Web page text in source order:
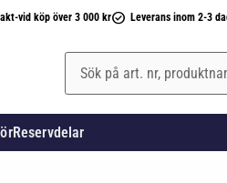
vid köp över 3 000 kr Leverans inom 2-3
Reservdelar